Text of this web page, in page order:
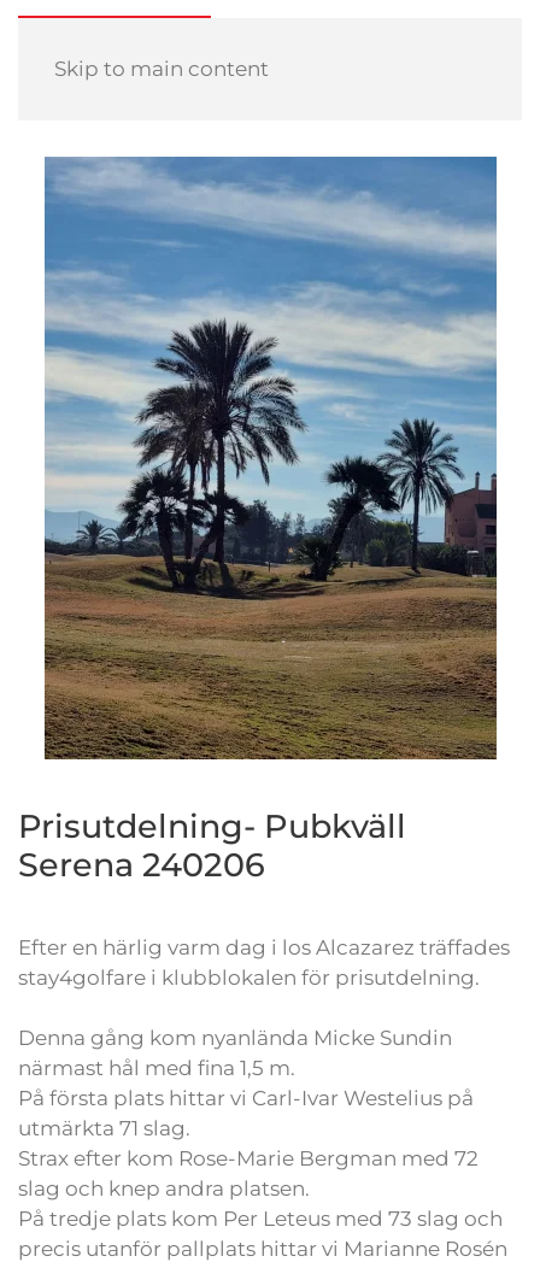
Skip to main content
Prisutdelning- Pubkväll
Serena 240206
Efter en härlig varm dag i los Alcazarez träffades
stay4golfare i klubblokalen för prisutdelning.
Denna gång kom nyanlända Micke Sundin
närmast hål med fina 1,5 m.
På första plats hittar vi Carl-Ivar Westelius på
utmärkta 71 slag.
Strax efter kom Rose-Marie Bergman med 72
slag och knep andra platsen.
På tredje plats kom Per Leteus med 73 slag och
precis utanför pallplats hittar vi Marianne Rosén